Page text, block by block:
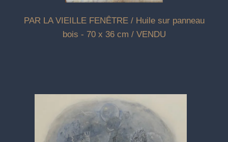
PAR LA VIEILLE FENÊTRE / Huile sur panneau
bois - 70 x 36 cm / VENDU